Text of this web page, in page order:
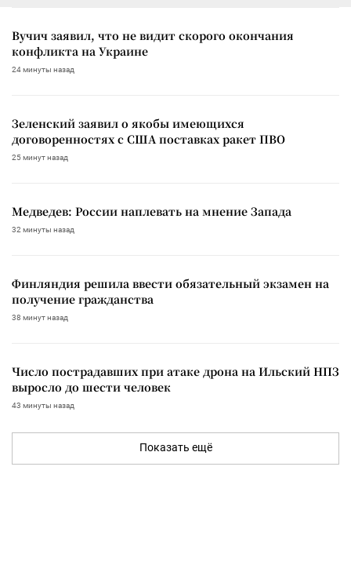
Вучич заявил, что не видит скорого окончания
конфликта на Украине
24 минуты назад
Зеленский заявил о якобы имеющихся
договоренностях с США поставках ракет ПВО
25 минут назад
Медведев: России наплевать на мнение Запада
32 минуты назад
Финляндия решила ввести обязательный экзамен на
получение гражданства
38 минут назад
Число пострадавших при атаке дрона на Ильский НПЗ
выросло до шести человек
43 минуты назад
Показать ещё